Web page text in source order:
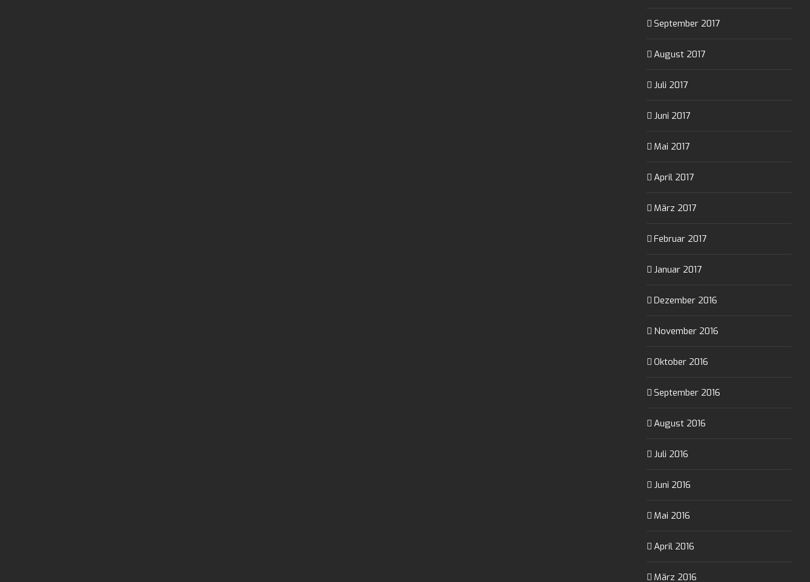
September 2017
August 2017
Juli 2017
Juni 2017
Mai 2017
April 2017
März 2017
Februar 2017
Januar 2017
Dezember 2016
November 2016
Oktober 2016
September 2016
August 2016
Juli 2016
Juni 2016
Mai 2016
April 2016
März 2016